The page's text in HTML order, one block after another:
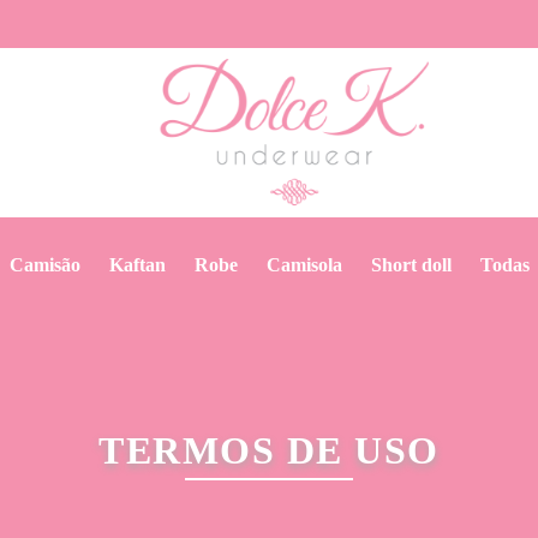
camisão kaftan robe camisola short doll todas
TERMOS DE USO